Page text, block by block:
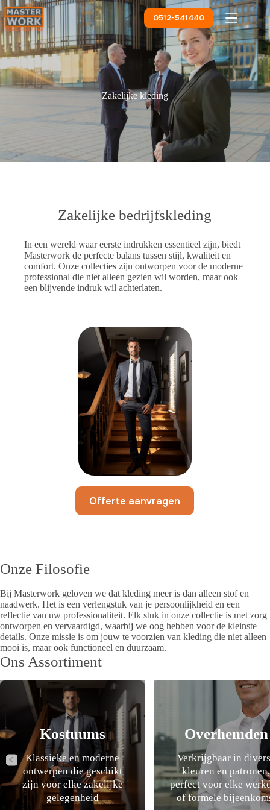
Ga
naar
de
inhoud
0512-541440
Zakelijke kleding
Zakelijke bedrijfskleding
In een wereld waar eerste indrukken essentieel zijn, biedt
Masterwork de perfecte balans tussen stijl, kwaliteit en
comfort. Onze collecties zijn ontworpen voor de moderne
professional die niet alleen gezien wil worden, maar ook
een blijvende indruk wil achterlaten.
Offerte aanvragen
Onze Filosofie
Bij Masterwork geloven we dat kleding meer is dan alleen stof en
naadwerk. Het is een verlengstuk van je persoonlijkheid en een
reflectie van uw professionaliteit. Elk stuk in onze collectie is met zorg
ontworpen en vervaardigd, waarbij we oog hebben voor de kleinste
details. Onze missie is om jouw te voorzien van kleding die niet alleen
mooi is, maar ook functioneel en duurzaam.
Ons Assortiment
Kostuums
Klassieke en moderne
ontwerpen die geschikt
zijn voor elke zakelijke
gelegenheid
Overhemden
Verkrijgbaar in
kleuren en patronen,
perfect voor elke
of formele